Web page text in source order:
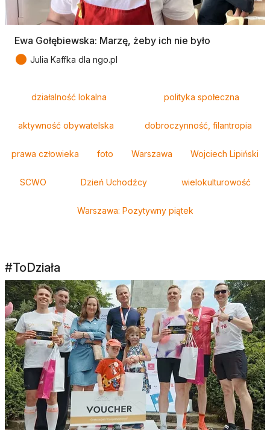
Ewa Gołębiewska: Marzę, żeby ich nie było
● Julia Kaffka dla ngo.pl
działalność lokalna polityka społeczna
aktywność obywatelska dobroczynność, filantropia
prawa człowieka foto Warszawa Wojciech Lipiński
SCWO Dzień Uchodźcy wielokulturowość
Warszawa: Pozytywny piątek
#ToDziała